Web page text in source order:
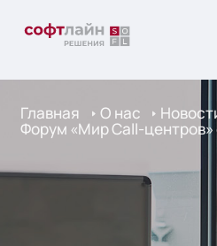
Главная О нас
Форум «Мир Call-центров»